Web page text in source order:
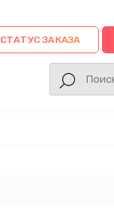
СТАТУС ЗАКАЗА